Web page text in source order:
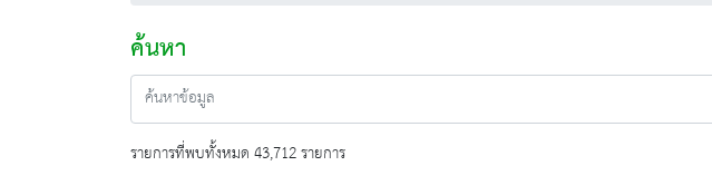
ค้นหา
รายการที่พบทั้งหมด 43,712 รายการ